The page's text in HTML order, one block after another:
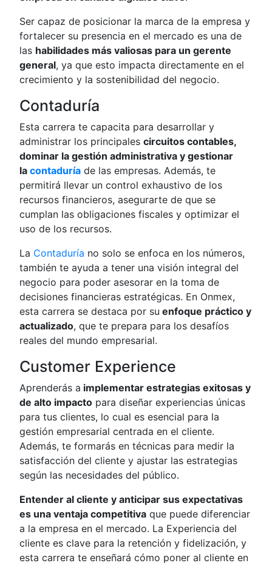
Ser capaz de posicionar la marca de la empresa y
fortalecer su presencia en el mercado es una de
las habilidades más valiosas para un gerente
general, ya que esto impacta directamente en el
crecimiento y la sostenibilidad del negocio.
Contaduría
Esta carrera te capacita para desarrollar y
administrar los principalescircuitos contables,
dominar la gestión administrativa y gestionar
lacontaduría de las empresas. Además, te
permitirá llevar un control exhaustivo de los
recursos financieros, asegurarte de que se
cumplan las obligaciones fiscales y optimizar el
uso de los recursos.
La Contaduría no solo se enfoca en los números,
también te ayuda a tener una visión integral del
negocio para poder asesorar en la toma de
decisiones financieras estratégicas. En Onmex,
esta carrera se destaca por su enfoque práctico y
actualizado, que te prepara para los desafíos
reales del mundo empresarial.
Customer Experience
Aprenderás a implementar estrategias exitosas y
de alto impacto para diseñar experiencias únicas
para tus clientes, lo cual es esencial para la
gestión empresarial centrada en el cliente.
Además, te formarás en técnicas para medir la
satisfacción del cliente y ajustar las estrategias
según las necesidades del público.
Entender al cliente y anticipar sus expectativas
es una ventaja competitiva que puede diferenciar
a la empresa en el mercado. La Experiencia del
cliente es clave para la retención y fidelización, y
esta carrera te enseñará cómo poner al cliente en